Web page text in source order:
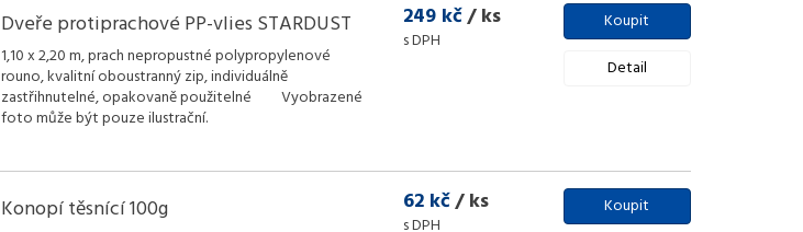
Dveře protiprachové PP-vlies STARDUST
1,10 x 2,20 m, prach nepropustné polypropylenové
rouno, kvalitní oboustranný zip, individuálně
zastřihnutelné, opakovaně použitelné Vyobrazené
foto může být pouze ilustrační.
249 kč/ ks
s DPH
Koupit
Detail
Konopí těsnící 100g 62 kč/ ks
s DPH
Koupit